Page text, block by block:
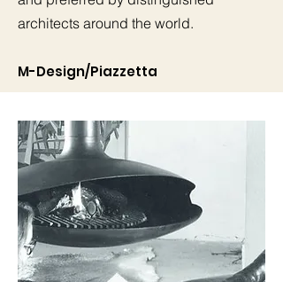
Ücretsiz gönderim
architects around the world.
M-Design/Piazzetta